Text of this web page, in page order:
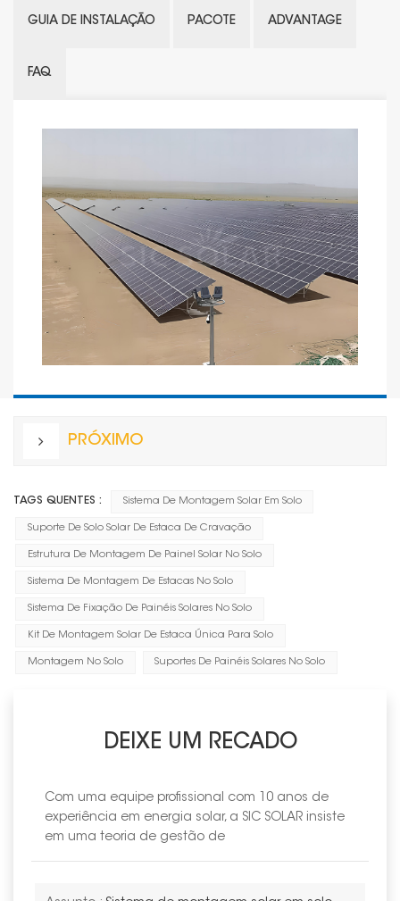
GUIA DE INSTALAÇÃO PACOTE ADVANTAGE
FAQ
PRÓXIMO
TAGS QUENTES : Sistema De Montagem Solar Em Solo
Suporte De Solo Solar De Estaca De Cravação
Estrutura De Montagem De Painel Solar No Solo
Sistema De Montagem De Estacas No Solo
Sistema De Fixação De Painéis Solares No Solo
Kit De Montagem Solar De Estaca Única Para Solo
Montagem No Solo Suportes De Painéis Solares No Solo
DEIXE UM RECADO
Com uma equipe profissional com 10 anos de
experiência em energia solar, a SIC SOLAR insiste
em uma teoria de gestão de